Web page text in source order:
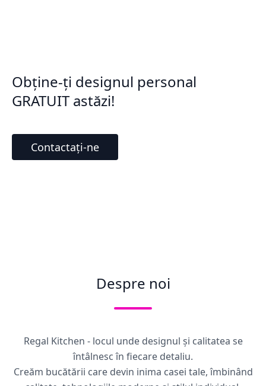
Obține-ți designul personal
GRATUIT astăzi!
Contactați-ne
Despre noi
Regal Kitchen - locul unde designul și calitatea se
întâlnesc în fiecare detaliu.
Creăm bucătării care devin inima casei tale, îmbinând